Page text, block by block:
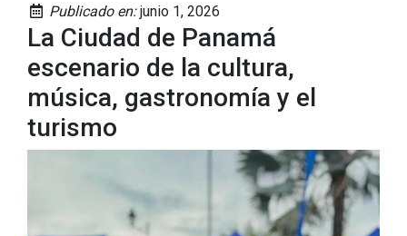
Publicado en:junio 1, 2026
La Ciudad de Panamá
escenario de la cultura,
música, gastronomía y el
turismo